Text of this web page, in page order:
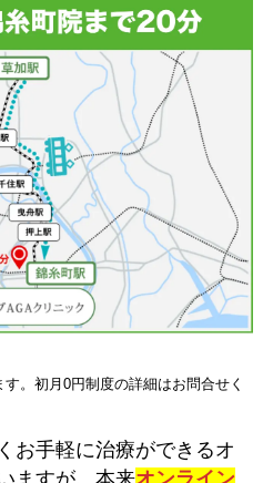
。初月0円制度の詳細はお問合せく
お手軽に治療ができるオ
ますが、本来オンライン